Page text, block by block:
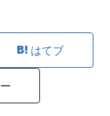
はてブ